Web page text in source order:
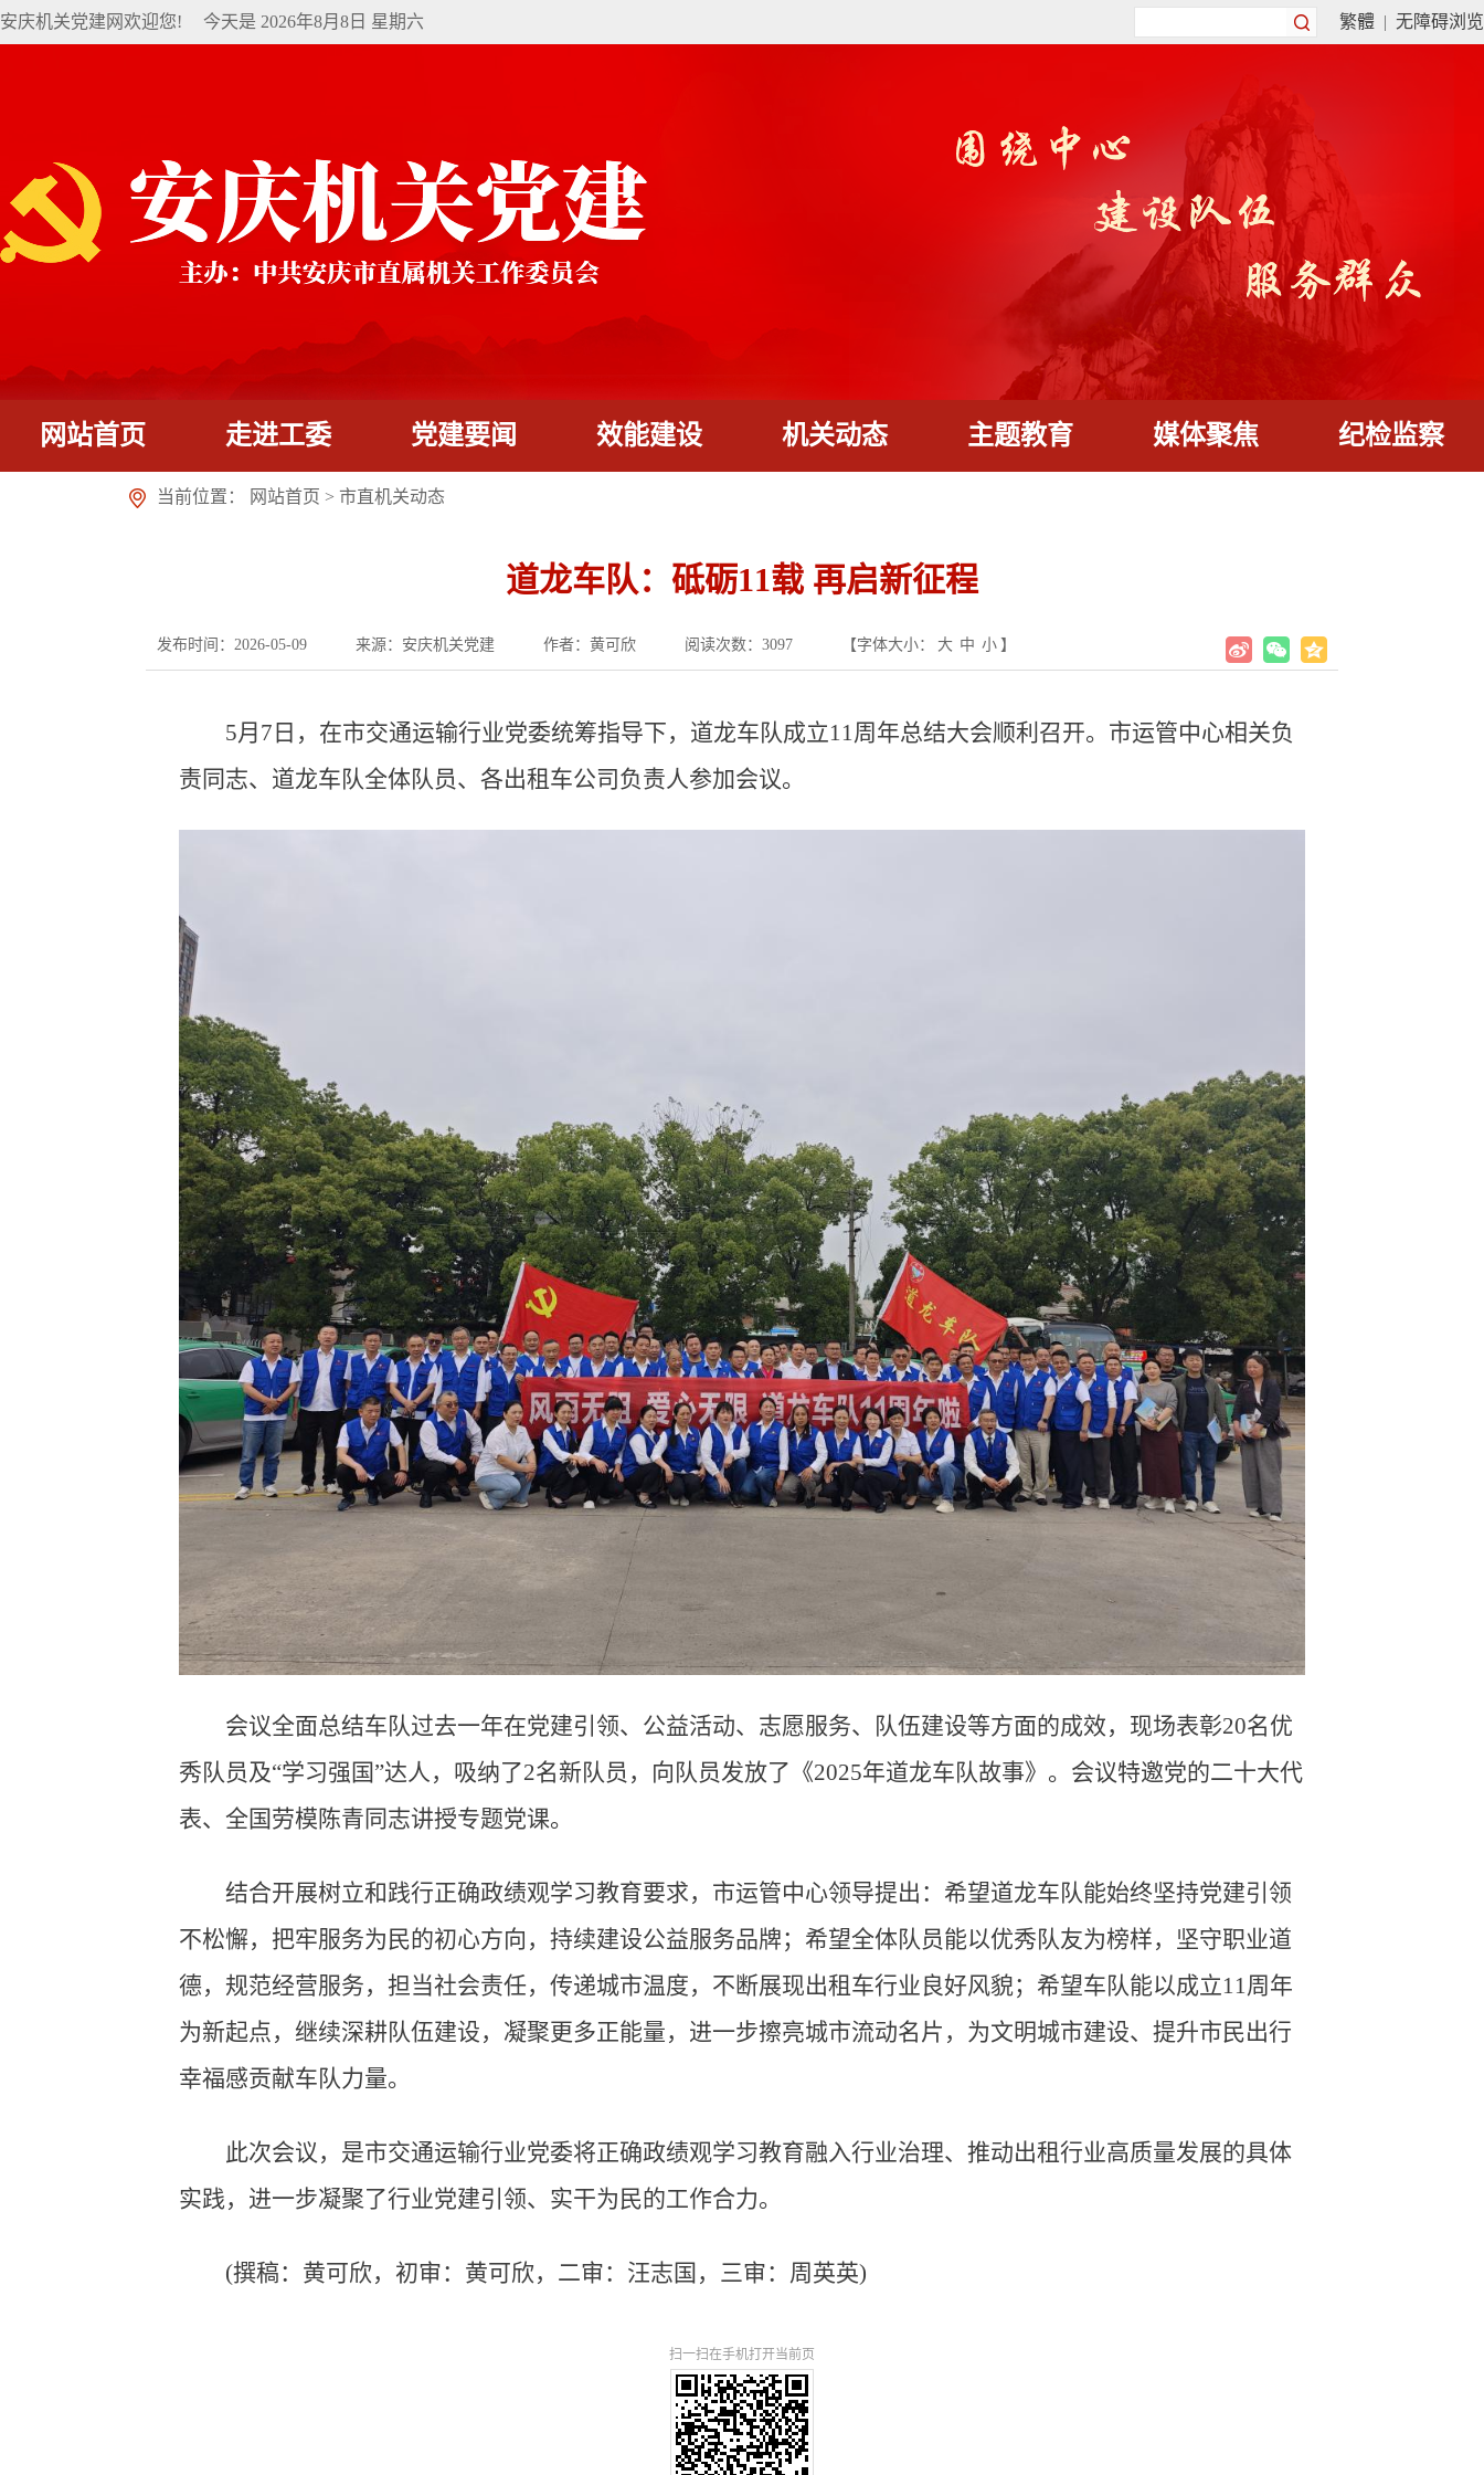
安庆机关党建网欢迎您! 今天是 2026年8月8日 星期六 繁體 | 无障碍浏览
网站首页 走进工委 党建要闻 效能建设 机关动态 主题教育 媒体聚焦 纪检监察
当前位置： 网站首页 > 市直机关动态
道龙车队：砥砺11载 再启新征程
发布时间：2026-05-09 来源：安庆机关党建 作者：黄可欣 阅读次数： 3097 【字体大小： 大 中 小 】
5月7日，在市交通运输行业党委统筹指导下，道龙车队成立11周年总结大会顺利召开。市运管中心相关负
责同志、道龙车队全体队员、各出租车公司负责人参加会议。
会议全面总结车队过去一年在党建引领、公益活动、志愿服务、队伍建设等方面的成效，现场表彰20名优
秀队员及“学习强国”达人，吸纳了2名新队员，向队员发放了《2025年道龙车队故事》。会议特邀党的二十大代
表、全国劳模陈青同志讲授专题党课。
结合开展树立和践行正确政绩观学习教育要求，市运管中心领导提出：希望道龙车队能始终坚持党建引领
不松懈，把牢服务为民的初心方向，持续建设公益服务品牌；希望全体队员能以优秀队友为榜样，坚守职业道
德，规范经营服务，担当社会责任，传递城市温度，不断展现出租车行业良好风貌；希望车队能以成立11周年
为新起点，继续深耕队伍建设，凝聚更多正能量，进一步擦亮城市流动名片，为文明城市建设、提升市民出行
幸福感贡献车队力量。
此次会议，是市交通运输行业党委将正确政绩观学习教育融入行业治理、推动出租行业高质量发展的具体
实践，进一步凝聚了行业党建引领、实干为民的工作合力。
(撰稿：黄可欣，初审：黄可欣，二审：汪志国，三审：周英英)
扫一扫在手机打开当前页